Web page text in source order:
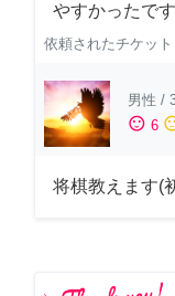
やすかったで
依頼されたチケット
男性 /
sentiment_satisfied 6
将棋教えます(